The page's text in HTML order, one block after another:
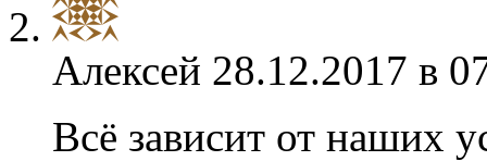
Алексей 28.12.2017 в
Всё зависит от наших